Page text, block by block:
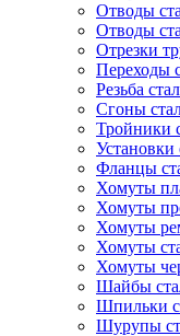
Отводы
Отводы
Отрезки
Переходы
Резьба
Сгоны
Тройники
Фланцы
Хомуты
Хомуты
Хомуты
Хомуты
Хомуты
Шайбы
Шпильки
Шурупы